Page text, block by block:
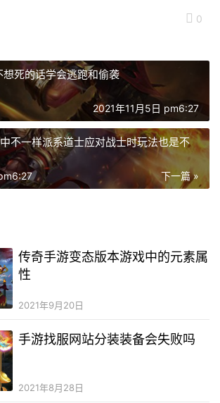
0
死的话学会逃跑和偷袭
2021年11月5日 pm6:27
不一样派系道士应对战士时玩法也是不
下一篇 »
传奇手游变态版本游戏中的元素属
性
2021年9月20日
手游找服网站分装装备会失败吗
2021年8月28日